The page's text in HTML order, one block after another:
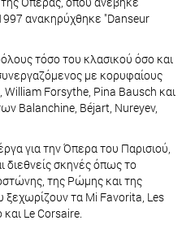
ανακηρύχθηκε "Danseur
τόσο του κλασικού όσο και
με κορυφαίους
Forsythe, Pina Bausch και
Balanchine, Béjart, Nureyev,
για την Όπερα του Παρισιού,
σκηνές όπως το
της Ρώμης και της
ξεχωρίζουν τα Mi Favorita, Les
Le Corsaire.